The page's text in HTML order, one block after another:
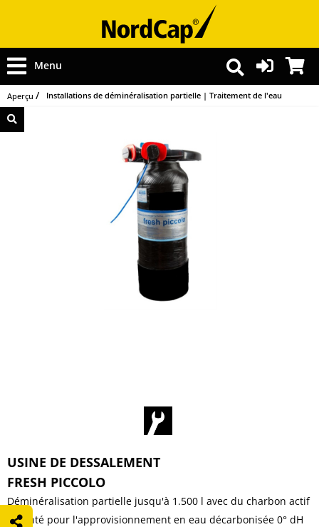
Menu
Aperçu Installations de déminéralisation partielle | Traitement de l'eau
USINE DE DESSALEMENT
FRESH PICCOLO
Déminéralisation partielle jusqu'à 1.500 l avec du charbon actif
argenté pour l'approvisionnement en eau décarbonisée 0° dH